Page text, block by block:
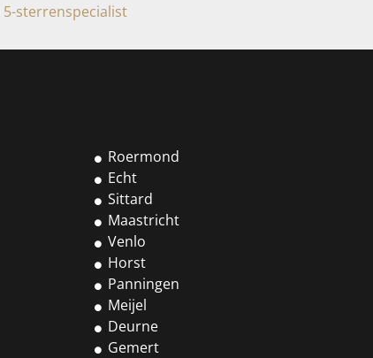
5-sterrenspecialist
Roermond
Echt
Sittard
Maastricht
Venlo
Horst
Panningen
Meijel
Deurne
Gemert